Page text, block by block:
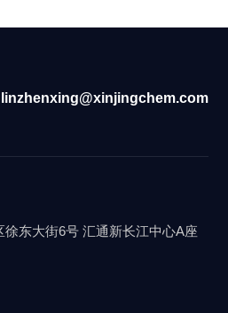
linzhenxing@xinjingchem.com
东大街6号 汇通新长江中心A座